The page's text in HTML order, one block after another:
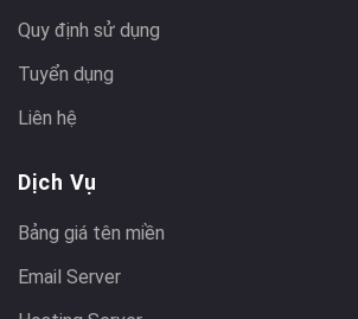
Quy định sử dụng
Tuyển dụng
Liên hệ
Dịch Vụ
Bảng giá tên miền
Email Server